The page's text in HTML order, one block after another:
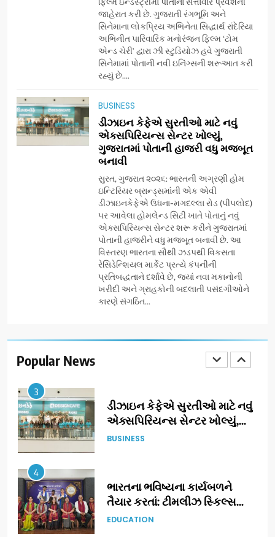
જાહેરાત કરી છે. ગુજરાતી રંગભૂમિ અને
સિનેમાના લોકપ્રિય અભિનેતા સિદ્ધાર્થ રાંદેરિયા
અભિનીત પારિવારિક મનોરંજન ફિલ્મ ‘ટોમ
એન્ડ ચેરી’ દ્વારા ઝી સ્ટુડિયોઝ હવે ગુજરાતી
સિનેમામાં પોતાની નવી ઇનિંગ્સની શરૂઆત કરી
રહ્યું છે....
BUSINESS
ડીઝાઇન કેફેએ સુરતીઓ માટે નવું
એક્સપિરિયન્સ સેન્ટર ખોલ્યું,
ગુજરાતમાં પોતાની હાજરી વધુ મજબૂત
બનાવી
સુરત, ગુજરાત ૨૦૨૬: ભારતની અગ્રણી હોમ
ઇન્ટિરિયર બ્રાન્ડ્સમાંની એક એવી
ડીઝાઇનકેફેએ ઉધના-મગદલ્લા રોડ (પીપલોદ)
પર આવેલા હોમલેન્ડ સિટી ખાતે પોતાનું નવું
એક્સપિરિયન્સ સેન્ટર શરૂ કરીને ગુજરાતમાં
પોતાની હાજરીને વધુ મજબૂત બનાવી છે. આ
વિસ્તરણ ભારતના સૌથી ઝડપથી વિકસતા
રેસિડેન્શિયલ માર્કેટ પ્રત્યે કંપનીની
પ્રતિબદ્ધતાને દર્શાવે છે, જ્યાં નવા મકાનોની
ખરીદી અને ગ્રાહકોની બદલાતી પસંદગીઓને
કારણે સંગઠિત...
Popular News
ગુજરાતી OTT પ્લેટફોર્મ ‘જોજો’
(JOJO) નો વિશ્વભરમાં દબદબો
BUSINESS
અમદાવાદમાં યોજાયેલા ‘ઓકલ્ટ
ટેરોટ રીડર પુનિતજી લુલ્લા એ ટેરોટ
કાર્ડ રીડિંગ અંગે માહિતી આપી
AHMEDABAD
8
ગ્લોબલ એક્સેલન્સ ફોરમ દ્વારા
નેશનલ લીડરશિપ કોન્કલેવ તથા
ભારત સમ્માન ૨૦૨૬નો ભવ્ય અને
પ્રતિષ્ઠિત કાર્યક્રમ નવી દિલ્હીમાં
સફળતાપૂર્વક યોજાયો
BUSINESS
ગેટ સેટ ગો રિવ્યુ: ગુજરાતી
સિનેમામાં એક્શન અને રોમાંચનો
એક તદ્દન નવો અને અનોખો
અંદાજ
ENTERTAINMENT
ગ્રાન્ડ એન્ટ્રી: સિદ્ધાર્થ રાંદેરિયાની
‘ટોમ એન્ડ ચેરી’ સાથે નવા યુગની
3
ડીઝાઇન કેફેએ સુરતીઓ માટે નવું
એક્સપિરિયન્સ સેન્ટર ખોલ્યું,
ગુજરાતમાં પોતાની હાજરી વધુ
BUSINESS
4
ભારતના ભવિષ્યના કાર્યબળને
તૈયાર કરતાં: ટીમલીઝ સ્કિલ્સ
યુનિવર્સિટીએ 65 સ્નાતકોને ડિગ્રી
EDUCATION